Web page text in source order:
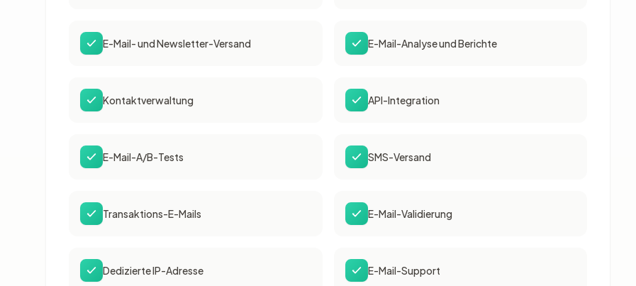
E-Mail- und Newsletter-Versand E-Mail-Analyse und Berichte
Kontaktverwaltung API-Integration
E-Mail-A/B-Tests SMS-Versand
Transaktions-E-Mails E-Mail-Validierung
Dedizierte IP-Adresse E-Mail-Support